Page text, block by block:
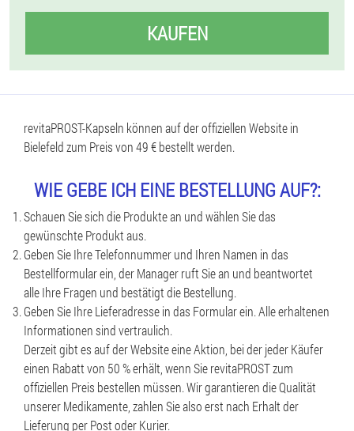
KAUFEN
revitaPROST-Kapseln können auf der offiziellen Website in
Bielefeld zum Preis von 49 € bestellt werden.
WIE GEBE ICH EINE BESTELLUNG AUF?:
Schauen Sie sich die Produkte an und wählen Sie das
gewünschte Produkt aus.
Geben Sie Ihre Telefonnummer und Ihren Namen in das
Bestellformular ein, der Manager ruft Sie an und beantwortet
alle Ihre Fragen und bestätigt die Bestellung.
Geben Sie Ihre Lieferadresse in das Formular ein. Alle erhaltenen
Informationen sind vertraulich.
Derzeit gibt es auf der Website eine Aktion, bei der jeder Käufer
einen Rabatt von 50 % erhält, wenn Sie revitaPROST zum
offiziellen Preis bestellen müssen. Wir garantieren die Qualität
unserer Medikamente, zahlen Sie also erst nach Erhalt der
Lieferung per Post oder Kurier.